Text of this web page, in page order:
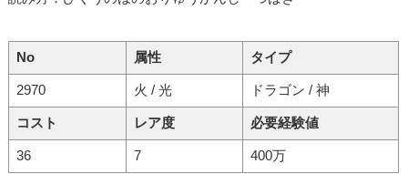
No 属性 タイプ
2970 火 / 光 ドラゴン / 神
コスト レア度 必要経験値
36 7 400万